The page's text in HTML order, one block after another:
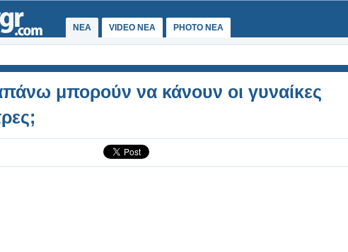
ΝΕΑ VIDEO NEA PHOTO NEA
μπορούν να κάνουν οι γυναίκες